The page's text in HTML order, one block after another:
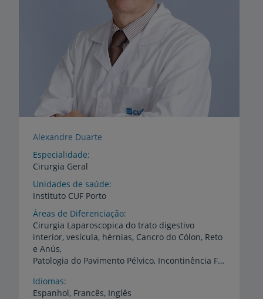
Alexandre Duarte
Especialidade
Cirurgia Geral
Unidades de saúde
Instituto CUF Porto
Áreas de Diferenciação
Cirurgia Laparoscopica do trato digestivo
interior, vesícula, hérnias, Cancro do Cólon, Reto
e Anús,
Patologia do Pavimento Pélvico, Incontinência Fecal, Estimulação Nervosa Sagrada
Idiomas
Espanhol, Francês, Inglês